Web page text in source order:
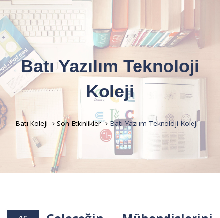
Batı Yazılım Teknoloji
Koleji
Batı Koleji Son Etkinlikler Batı Yazılım Teknoloji Koleji